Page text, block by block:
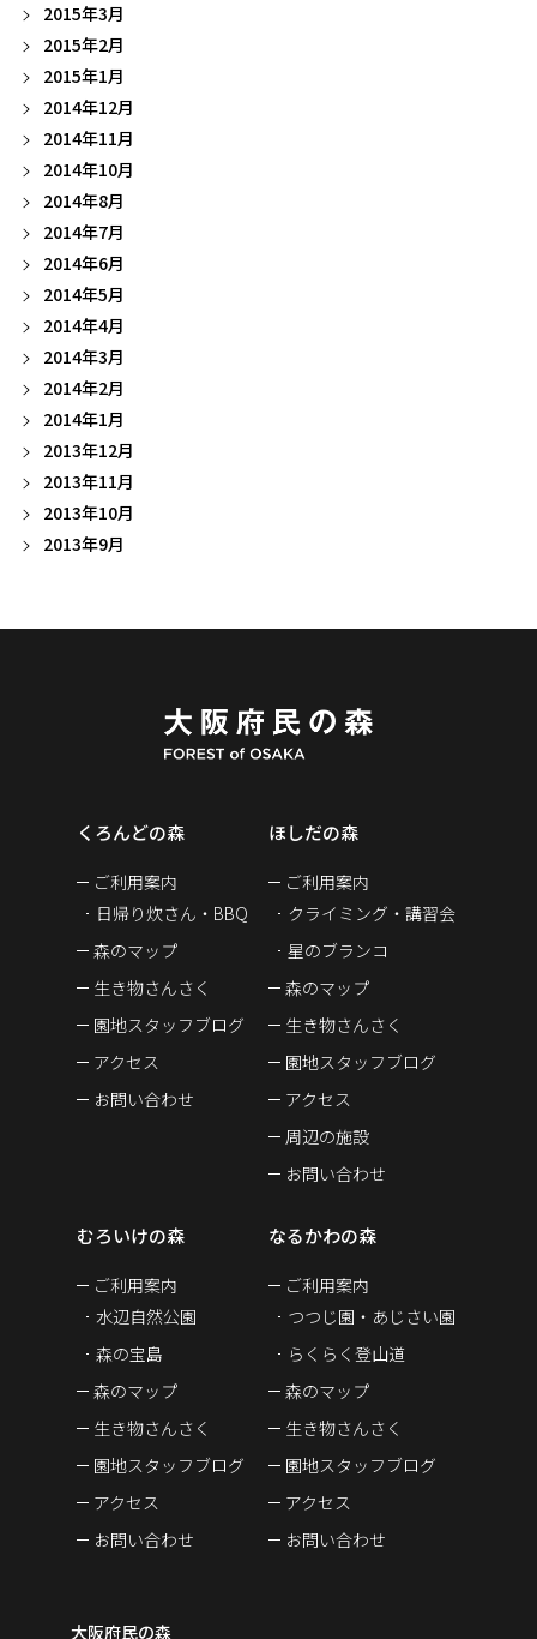
2015年3月
2015年2月
2015年1月
2014年12月
2014年11月
2014年10月
2014年8月
2014年7月
2014年6月
2014年5月
2014年4月
2014年3月
2014年2月
2014年1月
2013年12月
2013年11月
2013年10月
2013年9月
くろんどの森
ご利用案内
日帰り炊さん・BBQ
森のマップ
生き物さんさく
園地スタッフブログ
アクセス
お問い合わせ
ほしだの森
ご利用案内
クライミング・講習会
星のブランコ
森のマップ
生き物さんさく
園地スタッフブログ
アクセス
周辺の施設
お問い合わせ
むろいけの森
ご利用案内
水辺自然公園
森の宝島
森のマップ
生き物さんさく
園地スタッフブログ
アクセス
お問い合わせ
なるかわの森
ご利用案内
つつじ園・あじさい園
らくらく登山道
森のマップ
生き物さんさく
園地スタッフブログ
アクセス
お問い合わせ
大阪府民の森